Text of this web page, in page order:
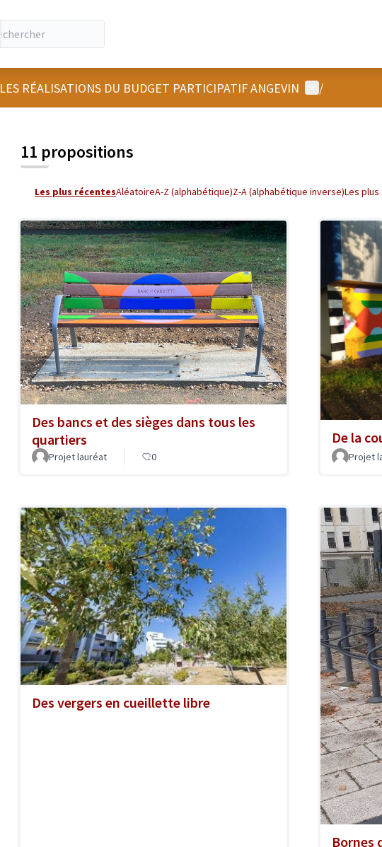
LES RÉALISATIONS DU BUDGET PARTICIPATIF ANGEVIN Menu
/
11 propositions
Les plus récentesAléatoireA-Z (alphabétique)Z-A (alphabétique inverse)Les
Des bancs et des sièges dans tous les
quartiers
Projet lauréat 0
De la
Projet
Des vergers en cueillette libre
Bornes